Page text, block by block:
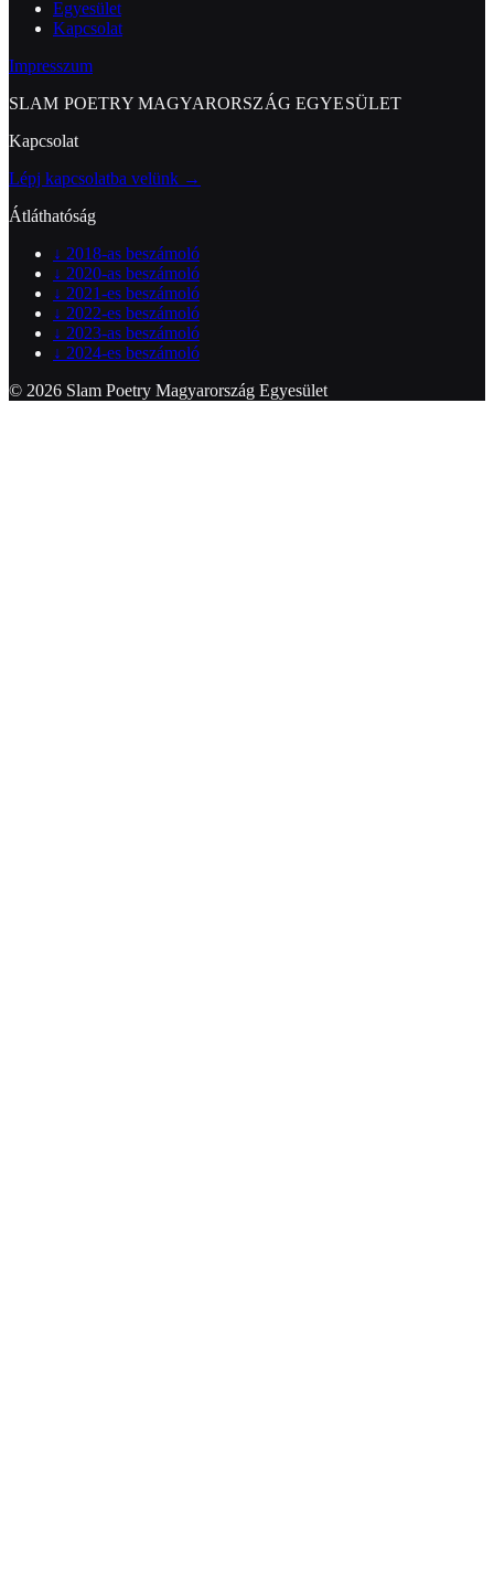
Egyesület
Kapcsolat
Impresszum
SLAM POETRY MAGYARORSZÁG EGYESÜLET
Kapcsolat
Lépj kapcsolatba velünk →
Átláthatóság
↓ 2018-as beszámoló
↓ 2020-as beszámoló
↓ 2021-es beszámoló
↓ 2022-es beszámoló
↓ 2023-as beszámoló
↓ 2024-es beszámoló
© 2026 Slam Poetry Magyarország Egyesület